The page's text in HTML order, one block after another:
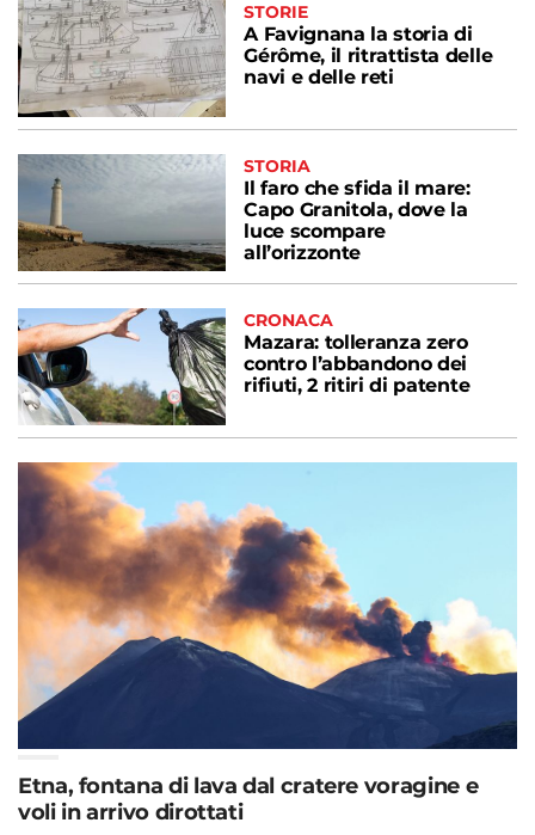
STORIE
A Favignana la storia di
Gérôme, il ritrattista delle
navi e delle reti
STORIA
Il faro che sfida il mare:
Capo Granitola, dove la
luce scompare
all’orizzonte
CRONACA
Mazara: tolleranza zero
contro l’abbandono dei
rifiuti, 2 ritiri di patente
Etna, fontana di lava dal cratere voragine e
voli in arrivo dirottati